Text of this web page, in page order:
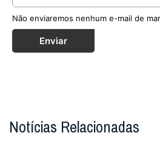
Não enviaremos nenhum e-mail de
Enviar
Notícias Relacionadas